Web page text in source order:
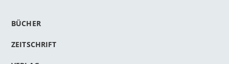
BÜCHER
ZEITSCHRIFT